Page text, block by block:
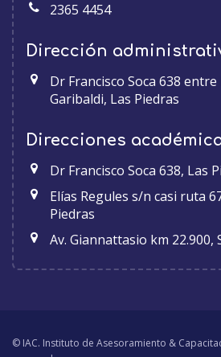
2365 4454
Dirección
Dr Francisco Soca 638
Garibaldi, Las Piedras
Direcciones
Dr Francisco Soca 638, Las
Elías Regules s/n casi ruta
Piedras
Av. Giannattasio km 22.900,
© IAC. Instituto de Asesoramiento &